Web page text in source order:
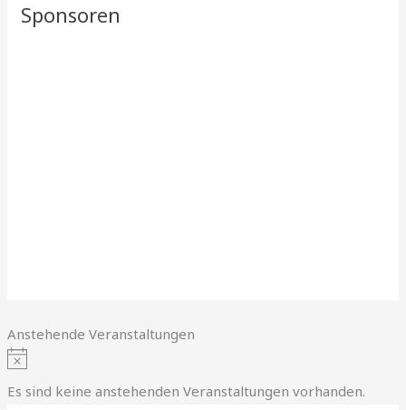
Sponsoren
Anstehende Veranstaltungen
i
Es sind keine anstehenden Veranstaltungen vorhanden.